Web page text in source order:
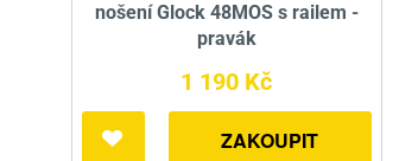
nošení Glock 48MOS s railem -
pravák
1 190 Kč
ZAKOUPIT